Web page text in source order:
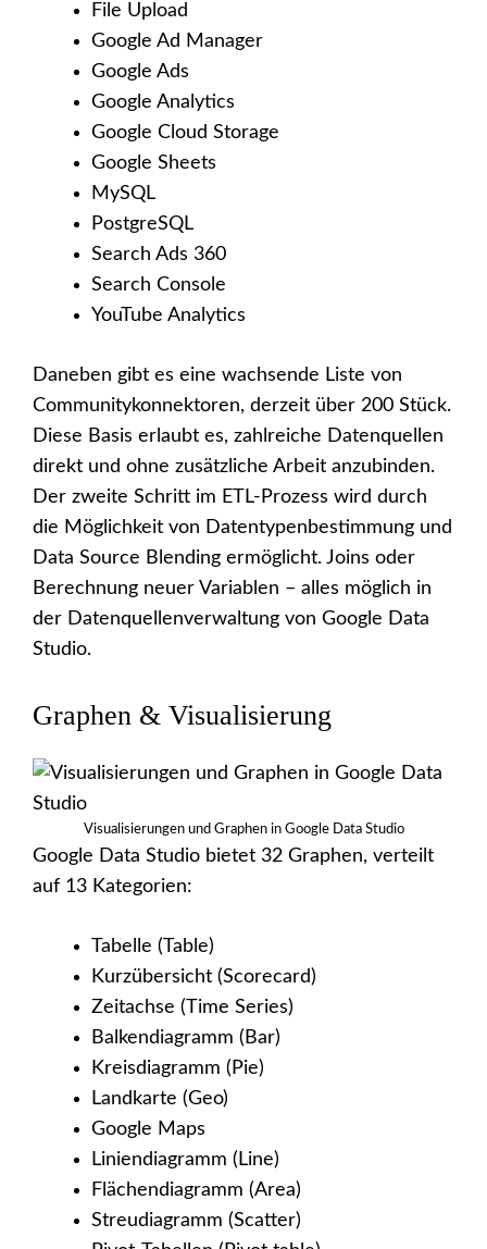
File Upload
Google Ad Manager
Google Ads
Google Analytics
Google Cloud Storage
Google Sheets
MySQL
PostgreSQL
Search Ads 360
Search Console
YouTube Analytics
Daneben gibt es eine wachsende Liste von
Communitykonnektoren, derzeit über 200 Stück.
Diese Basis erlaubt es, zahlreiche Datenquellen
direkt und ohne zusätzliche Arbeit anzubinden.
Der zweite Schritt im ETL-Prozess wird durch
die Möglichkeit von Datentypenbestimmung und
Data Source Blending ermöglicht. Joins oder
Berechnung neuer Variablen – alles möglich in
der Datenquellenverwaltung von Google Data
Studio.
Graphen & Visualisierung
Visualisierungen und Graphen in Google Data Studio
Google Data Studio bietet 32 Graphen, verteilt
auf 13 Kategorien:
Tabelle (Table)
Kurzübersicht (Scorecard)
Zeitachse (Time Series)
Balkendiagramm (Bar)
Kreisdiagramm (Pie)
Landkarte (Geo)
Google Maps
Liniendiagramm (Line)
Flächendiagramm (Area)
Streudiagramm (Scatter)